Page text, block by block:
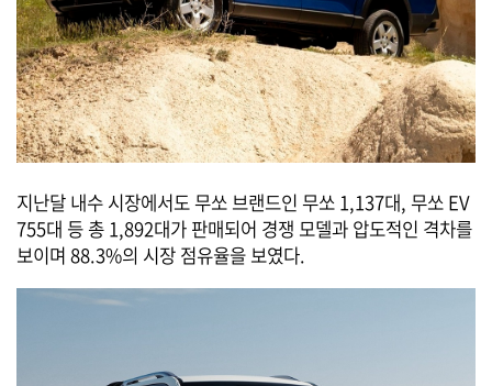
지난달 내수 시장에서도 무쏘 브랜드인 무쏘 1,137대, 무쏘 EV
755대 등 총 1,892대가 판매되어 경쟁 모델과 압도적인 격차를
보이며 88.3%의 시장 점유율을 보였다.